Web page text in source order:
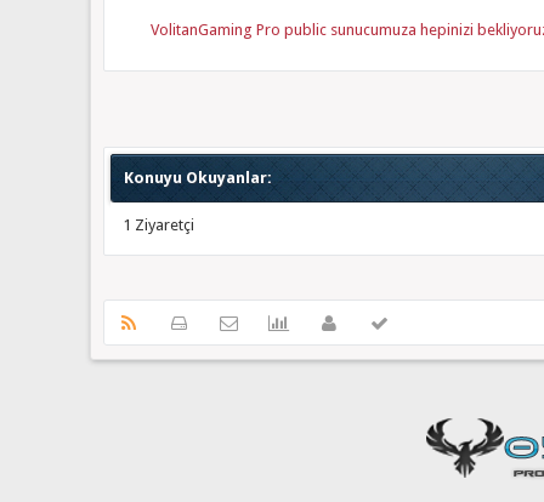
VolitanGaming Pro public sunucumuza hepinizi
Konuyu Okuyanlar:
1 Ziyaretçi